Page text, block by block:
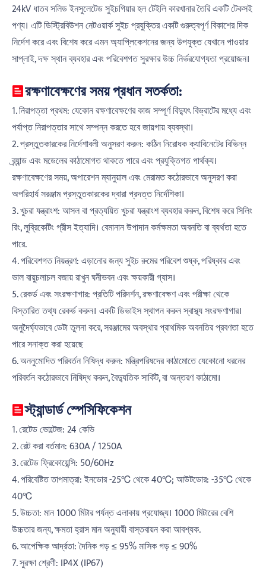
24kV ধাতব সলিড ইনসুলেটেড সুইচগিয়ার হল টেইলি কারখানার তৈরি একটি টেকসই
পণ্য। এটি ডিস্ট্রিবিউশন নেটওয়ার্ক সুইচ প্রযুক্তির একটি গুরুত্বপূর্ণ বিকাশের দিক
নির্দেশ করে এবং বিশেষ করে এমন অ্যাপ্লিকেশনের জন্য উপযুক্ত যেখানে পাওয়ার
সাপ্লাই, দক্ষ স্থান ব্যবহার এবং পরিবেশগত সুরক্ষার উচ্চ নির্ভরযোগ্যতা প্রয়োজন।
রক্ষণাবেক্ষণের সময় প্রধান সতর্কতা:
1. নিরাপত্তা প্রথম: যেকোন রক্ষণাবেক্ষণের কাজ সম্পূর্ণ বিদ্যুৎ বিভ্রাটের মধ্যে এবং
পর্যাপ্ত নিরাপত্তার সাথে সম্পন্ন করতে হবে জায়গায় ব্যবস্থা।
2. প্রস্তুতকারকের নির্দেশাবলী অনুসরণ করুন: কঠিন নিরোধক ক্যাবিনেটের বিভিন্ন
ব্র্যান্ড এবং মডেলের কাঠামোগত থাকতে পারে এবং প্রযুক্তিগত পার্থক্য।
রক্ষণাবেক্ষণের সময়, অপারেশন ম্যানুয়াল এবং মেরামত কঠোরভাবে অনুসরণ করা
অপরিহার্য সরঞ্জাম প্রস্তুতকারকের দ্বারা প্রদত্ত নির্দেশিকা।
3. খুচরা যন্ত্রাংশ: আসল বা প্রত্যয়িত খুচরা যন্ত্রাংশ ব্যবহার করুন, বিশেষ করে সিলিং
রিং, লুব্রিকেটিং গ্রীস ইত্যাদি। বেমানান উপাদান কর্মক্ষমতা অবনতি বা ব্যর্থতা হতে
পারে.
4. পরিবেশগত নিয়ন্ত্রণ: এড়ানোর জন্য সুইচ রুমের পরিবেশ শুষ্ক, পরিষ্কার এবং
ভাল বায়ুচলাচল বজায় রাখুন ঘনীভবন এবং ক্ষয়কারী গ্যাস।
5. রেকর্ড এবং সংরক্ষণাগার: প্রতিটি পরিদর্শন, রক্ষণাবেক্ষণ এবং পরীক্ষা থেকে
বিস্তারিত তথ্য রেকর্ড করুন। একটি ডিভাইস স্থাপন করুন স্বাস্থ্য সংরক্ষণাগার।
অনুদৈর্ঘ্যভাবে ডেটা তুলনা করে, সরঞ্জামের অবস্থার প্রাথমিক অবনতির প্রবণতা হতে
পারে সনাক্ত করা হয়েছে
6. অননুমোদিত পরিবর্তন নিষিদ্ধ করুন: মন্ত্রিপরিষদের কাঠামোতে যেকোনো ধরনের
পরিবর্তন কঠোরভাবে নিষিদ্ধ করুন, বৈদ্যুতিক সার্কিট, বা অন্তরণ কাঠামো।
স্ট্যান্ডার্ড স্পেসিফিকেশন
1. রেটেড ভোল্টেজ: 24 কেভি
2. রেট করা বর্তমান: 630A / 1250A
3. রেটেড ফ্রিকোয়েন্সি: 50/60Hz
4. পরিবেষ্টিত তাপমাত্রা: ইনডোর -25℃ থেকে 40℃; আউটডোর: -35℃ থেকে
40℃
5. উচ্চতা: মান 1000 মিটার পর্যন্ত এলাকায় প্রযোজ্য। 1000 মিটারের বেশি
উচ্চতার জন্য, ক্ষমতা হ্রাস মান অনুযায়ী বাস্তবায়ন করা আবশ্যক.
6. আপেক্ষিক আর্দ্রতা: দৈনিক গড় ≤ 95% মাসিক গড় ≤ 90%
7. সুরক্ষা শ্রেণী: IP4X (IP67)